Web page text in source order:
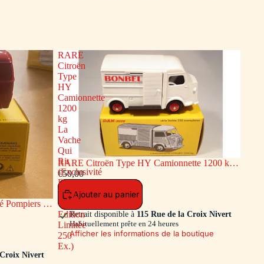
Pompiers de
Limitée
Nivert
RARE
Citroën
Type
HY
Camionnette
1200
kg
La
Vache
Qui
Rit
(Exclusivité
Dan-
Toys
-
Edition
Limitée
250
Ex.)
RARE Citroën Type HY Camionnette 1200 kg
La Vache Qui Rit (Exclusivité Dan-Toys -
Edition Limitée 250 Ex.)
€50,00
Ajouter au panier
Retrait disponible à 115 Rue de la Croix Nivert
Habituellement prête en 24 heures
Afficher les informations de la boutique